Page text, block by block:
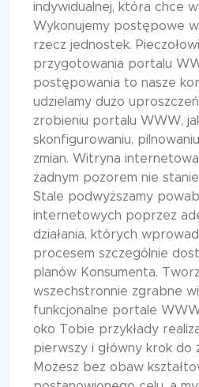
indywidualnej, która chce
Wykonujemy postępowe
rzecz jednostek.
przygotowania portalu
postępowania to nasze
udzielamy dużo
zrobieniu portalu WWW,
skonfigurowaniu,
zmian. Witryna
żadnym pozorem nie
Stale podwyższamy
internetowych poprzez
działania, których
procesem szczególnie
planów Konsumenta.
wszechstronnie zgrabne
funkcjonalne portale
oko Tobie przykłady
pierwszy i główny krok do
Możesz bez obaw